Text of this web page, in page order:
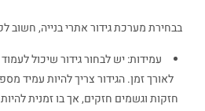
בבחירת מערכת גידור אתרי בנייה, חשוב
עמידות: יש לבחור גידור שיכול
לאורך זמן. הגידור צריך להיות עמיד
חזקות וגשמים חזקים, אך בו זמנית